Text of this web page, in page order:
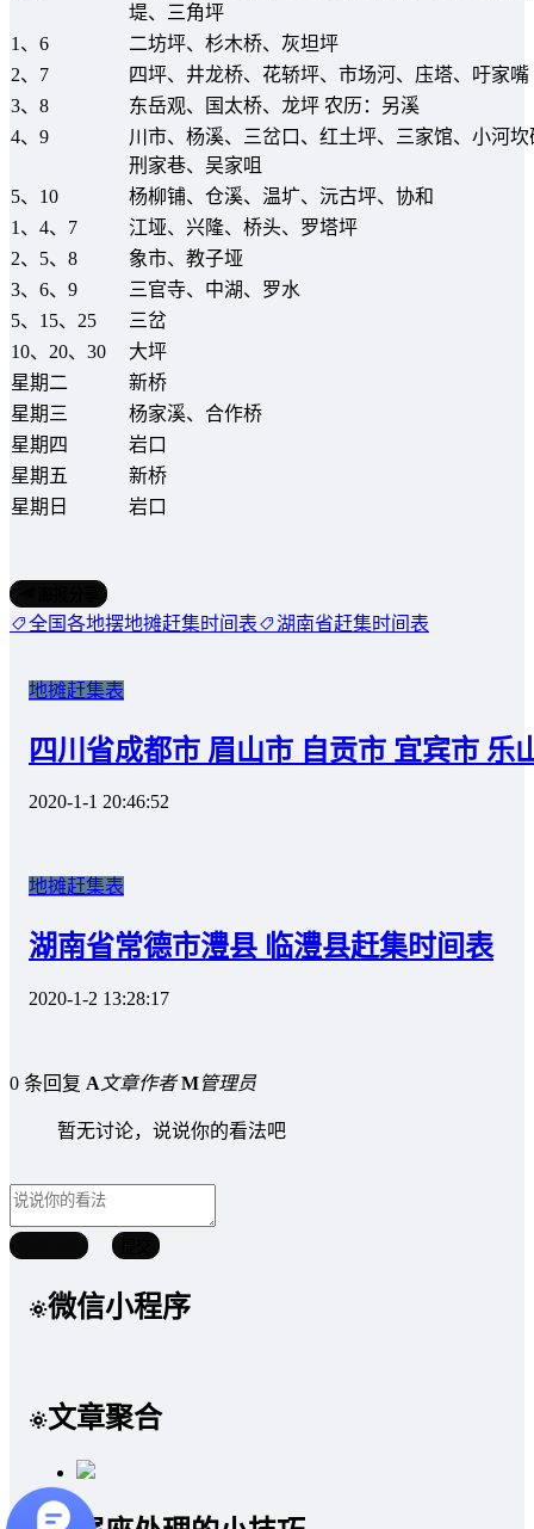
堤、三角坪
1、6
二坊坪、杉木桥、灰坦坪
2、7
四坪、井龙桥、花轿坪、市场河、庒塔、吁家嘴
3、8
东岳观、国太桥、龙坪 农历：另溪
4、9
川市、杨溪、三岔口、红土坪、三家馆、小河坎
刑家巷、吴家咀
5、10
杨柳铺、仓溪、温圹、沅古坪、协和
1、4、7
江垭、兴隆、桥头、罗塔坪
2、5、8
象市、教子垭
3、6、9
三官寺、中湖、罗水
5、15、25
三岔
10、20、30
大坪
星期二
新桥
星期三
杨家溪、合作桥
星期四
岩口
星期五
新桥
星期日
岩口
全国各地摆地摊赶集时间表 湖南省赶集时间表
地摊赶集表
四川省成都市 眉山市 自贡市 宜宾市 乐
2020-1-1 20:46:52
地摊赶集表
湖南省常德市澧县 临澧县赶集时间表
2020-1-2 13:28:17
0 条回复 A 文章作者 M管理员
暂无讨论，说说你的看法吧
微信小程序
文章聚合